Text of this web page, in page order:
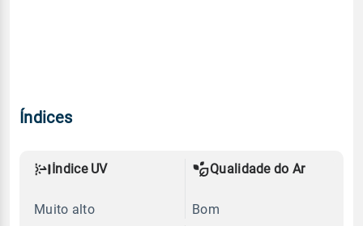
Índices
Índice UV
Muito alto
Qualidade do Ar
Bom